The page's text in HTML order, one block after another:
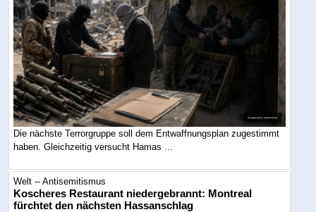
Die nächste Terrorgruppe soll dem Entwaffnungsplan zugestimmt
haben. Gleichzeitig versucht Hamas ...
Welt -- Antisemitismus
Koscheres Restaurant niedergebrannt: Montreal
fürchtet den nächsten Hassanschlag